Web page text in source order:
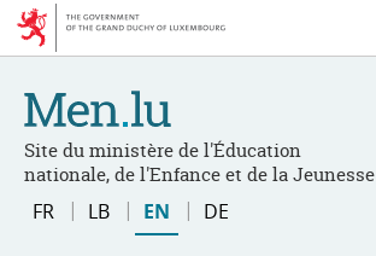
Go
Go
Site du ministère de l'Éducation
nationale, de l'Enfance et de la Jeunesse
Change
FR LB EN DE